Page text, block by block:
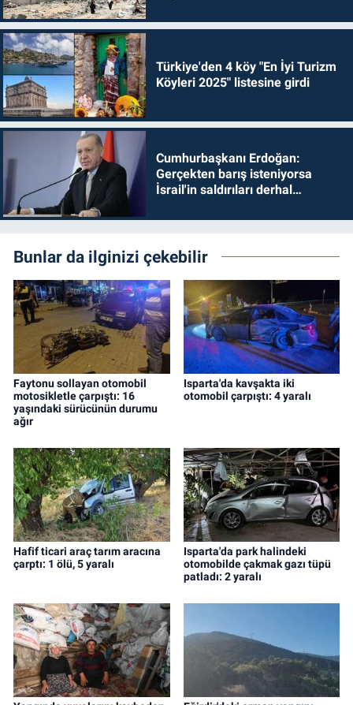
Türkiye'den 4 köy "En İyi Turizm
Köyleri 2025" listesine girdi
Cumhurbaşkanı Erdoğan:
Gerçekten barış isteniyorsa
İsrail'in saldırıları derhal
Bunlar da ilginizi çekebilir
Faytonu sollayan otomobil
motosikletle çarpıştı: 16
yaşındaki sürücünün durumu
ağır
Isparta'da kavşakta iki
otomobil çarpıştı: 4 yaralı
Hafif ticari araç tarım aracına
çarptı: 1 ölü, 5 yaralı
Isparta'da park halindeki
otomobilde çakmak gazı tüpü
patladı: 2 yaralı